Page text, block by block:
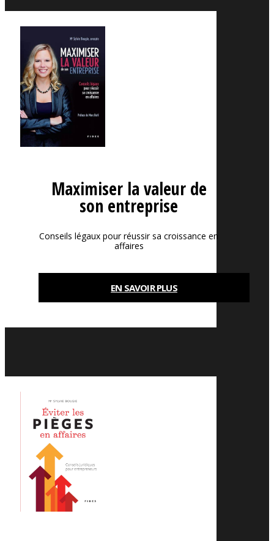
Maximiser la valeur de
son entreprise
Conseils légaux pour réussir sa croissance en
affaires
EN SAVOIR PLUS